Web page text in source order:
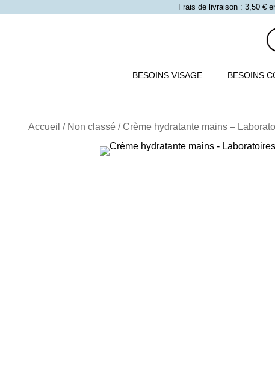
Frais de livraison : 3,50 €
de
BESOINS VISAGE BESOINS
Accueil / Non classé / Crème hydratante mains –